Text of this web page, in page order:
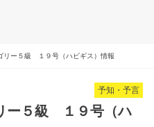
リー５級 １９号（ハビギス）情報
予知・予言
ー５級 １９号（ハ